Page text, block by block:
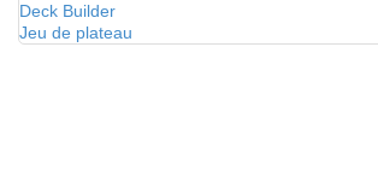
Deck Builder
Jeu de plateau